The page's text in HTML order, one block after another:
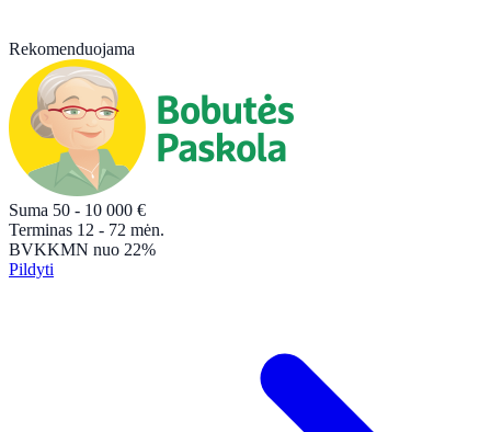
Rekomenduojama
Suma 50 - 10 000 €
Terminas 12 - 72 mėn.
BVKKMN nuo 22%
Pildyti